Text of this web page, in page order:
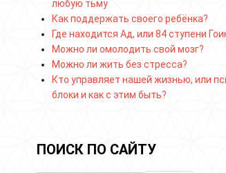
любую тьму
Как поддержать своего ребёнка?
Где находится Ад, или 84 ступени
Можно ли омолодить свой мозг?
Можно ли жить без стресса?
Кто управляет нашей жизнью, или
блоки и как с этим быть?
ПОИСК ПО САЙТУ